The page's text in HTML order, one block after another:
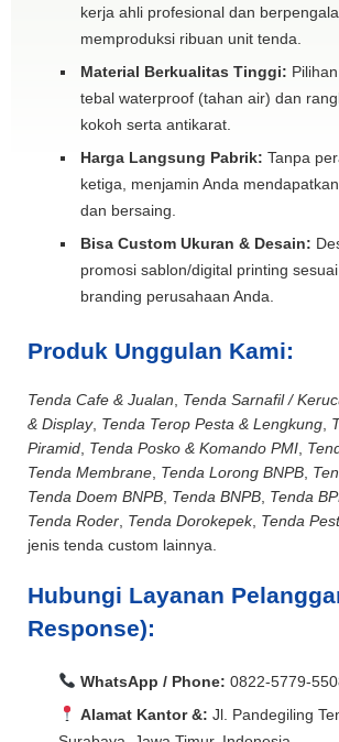
kerja ahli profesional dan
memproduksi ribuan unit tenda.
Material Berkualitas Tinggi:
tebal waterproof (tahan air) dan
kokoh serta antikarat.
Harga Langsung Pabrik: Tanpa
ketiga, menjamin Anda
dan bersaing.
Bisa Custom Ukuran & Desain:
promosi sablon/digital printing
branding perusahaan Anda.
Produk Unggulan Kami:
Tenda Cafe & Jualan Tenda Sarnafil /
& Display, Tenda Terop Pesta & Lengkung
Piramid Tenda Posko & Komando PMI
Tenda Membrane Tenda Lorong BNPB
Tenda Doem BNPB Tenda BNPB Tenda
Tenda Roder Tenda Dorokepek, Tenda
jenis tenda custom lainnya.
Hubungi Layanan
Response):
WhatsApp / Phone: 0822-5779-
Alamat Kantor &: Jl. Pandegiling